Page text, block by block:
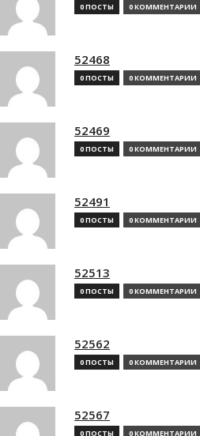
0 ПОСТЫ 0 КОММЕНТАРИИ
52468
0 ПОСТЫ 0 КОММЕНТАРИИ
52469
0 ПОСТЫ 0 КОММЕНТАРИИ
52491
0 ПОСТЫ 0 КОММЕНТАРИИ
52513
0 ПОСТЫ 0 КОММЕНТАРИИ
52562
0 ПОСТЫ 0 КОММЕНТАРИИ
52567
0 ПОСТЫ 0 КОММЕНТАРИИ